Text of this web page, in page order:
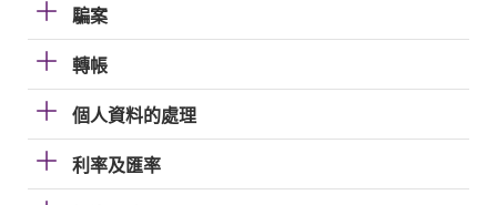
騙案
轉帳
個人資料的處理
利率及匯率